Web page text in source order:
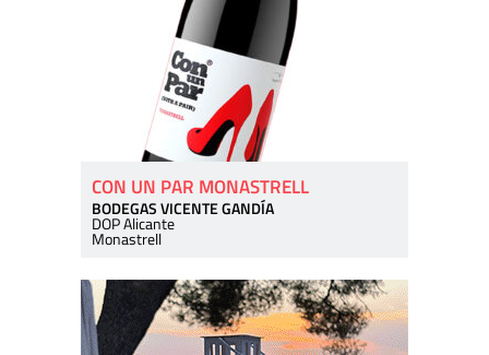
CON UN PAR MONASTRELL
BODEGAS VICENTE GANDÍA
DOP Alicante
Monastrell